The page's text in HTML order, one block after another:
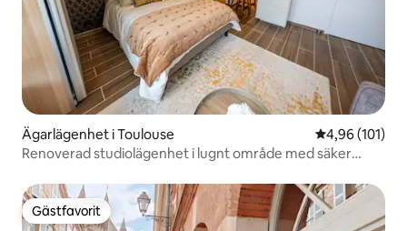
Ägarlägenhet i Toulouse 4,96 av 5 i
4,96 (101)
Renoverad studiolägenhet i lugnt område med säker
Gästfavorit
Gästfavorit